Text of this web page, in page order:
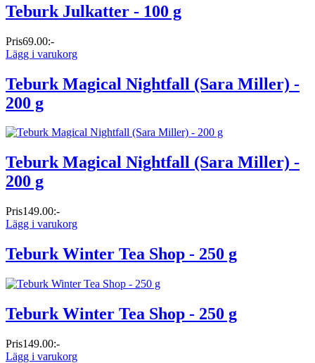
Teburk Julkatter - 100 g
Pris69.00:-
Lägg i varukorg
Teburk Magical Nightfall (Sara Miller) -
200 g
Teburk Magical Nightfall (Sara Miller) -
200 g
Pris149.00:-
Lägg i varukorg
Teburk Winter Tea Shop - 250 g
Teburk Winter Tea Shop - 250 g
Pris149.00:-
Lägg i varukorg